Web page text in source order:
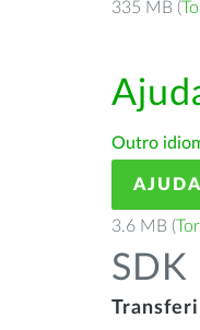
335 MB (
Outro
3.6 MB (